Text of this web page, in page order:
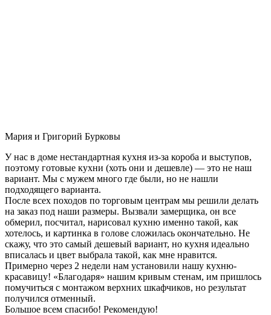
Мария и Григорий Бурковы
У нас в доме нестандартная кухня из-за короба и выступов,
поэтому готовые кухни (хоть они и дешевле) — это не наш
вариант. Мы с мужем много где были, но не нашли
подходящего варианта.
После всех походов по торговым центрам мы решили делать
на заказ под наши размеры. Вызвали замерщика, он все
обмерил, посчитал, нарисовал кухню именно такой, как
хотелось, и картинка в голове сложилась окончательно. Не
скажу, что это самый дешевый вариант, но кухня идеально
вписалась и цвет выбрала такой, как мне нравится.
Примерно через 2 недели нам установили нашу кухню-
красавицу! «Благодаря» нашим кривым стенам, им пришлось
помучиться с монтажом верхних шкафчиков, но результат
получился отменный.
Большое всем спасибо! Рекомендую!